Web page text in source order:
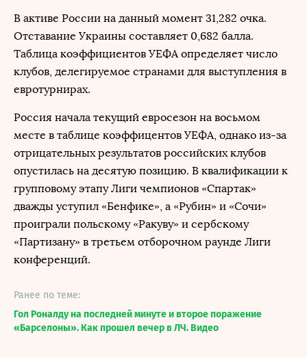
В активе России на данный момент 31,282 очка.
Отставание Украины составляет 0,682 балла.
Таблица коэффициентов УЕФА определяет число
клубов, делегируемое странами для выступления в
евротурнирах.
Россия начала текущий евросезон на восьмом
месте в таблице коэффицентов УЕФА, однако из-за
отрицательных результатов российских клубов
опустилась на десятую позицию. В квалификации к
групповому этапу Лиги чемпионов «Спартак»
дважды уступил «Бенфике», а «Рубин» и «Сочи»
проиграли польскому «Ракуву» и сербскому
«Партизану» в третьем отборочном раунде Лиги
конференций.
Ранее по теме:
Гол Роналду на последней минуте и второе поражение
«Барселоны». Как прошел вечер в ЛЧ. Видео